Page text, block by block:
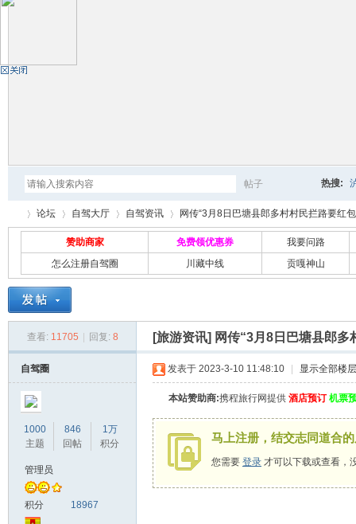
帖子
搜
索
热搜:
自 »
论坛
›
自驾大厅
›
自驾资讯
›
网传“3月8日巴塘县郎多村村民拦路要红
赞助商家 免费领优惠券
我要问路
怎么注册自驾圈
川藏中线 贡嘎神山
查看: 11705 回复: 8 [旅游资讯] 网传“3月8日巴塘县郎
自驾圈
1000
主题
846
回帖
1万
积分
管理员
积分 18967
发表于 2023-3-10 11:48:10 显示全部楼层
本站赞助商:携程旅行网提供 酒店预订 机票
马上注册，结交志同道合
您需要 登录 才可以下载或查看，